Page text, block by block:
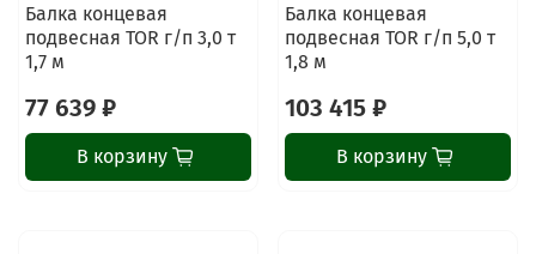
Балка концевая
подвесная TOR г/п 3,0 т
1,7 м
77 639 ₽
В корзину
Балка концевая
подвесная TOR г/п 5,0 т
1,8 м
103 415 ₽
В корзину